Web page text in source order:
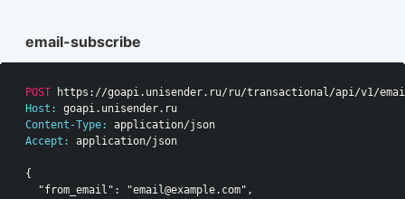
email-subscribe
POST https://goapi.unisender.ru/ru/transactional/api/v1/
Host:
goapi.unisender.ru
Content-Type:
application/json
Accept:
application/json
{
  "from_email": "email@example.com",